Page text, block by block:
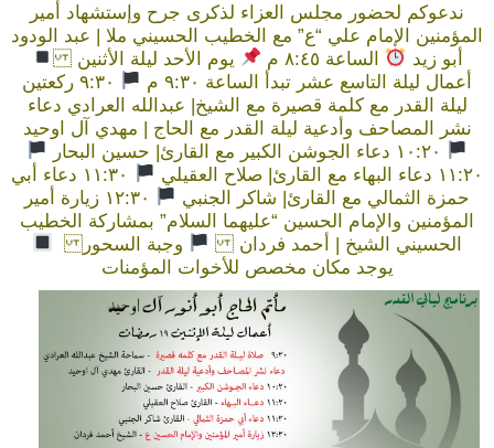
ندعوكم لحضور مجلس العزاء لذكرى جرح وإستشهاد أمير
المؤمنين الإمام علي “ع” مع الخطيب الحسيني ملا | عبد الودود
أبو زيد
الساعة ٨:٤٥ م
يوم الأحد ليلة الأثنين
أعمال ليلة التاسع عشر تبدأ الساعة ٩:٣٠ م
٩:٣٠ ركعتين
ليلة القدر مع كلمة قصيرة مع الشيخ| عبدالله العرادي دعاء
نشر المصاحف وأدعية ليلة القدر مع الحاج | مهدي آل اوحيد
١١:٢٠ دعاء البهاء مع القارئ| صلاح العقيلي
١١:٣٠ دعاء أبي
حمزة الثمالي مع القارئ| شاكر الجنبي
١٢:٣٠ زيارة أمير
المؤمنين والإمام الحسين “عليهما السلام” بمشاركة الخطيب
الحسيني الشيخ | أحمد فردان
وجبة السحور
يوجد مكان مخصص للأخوات المؤمنات